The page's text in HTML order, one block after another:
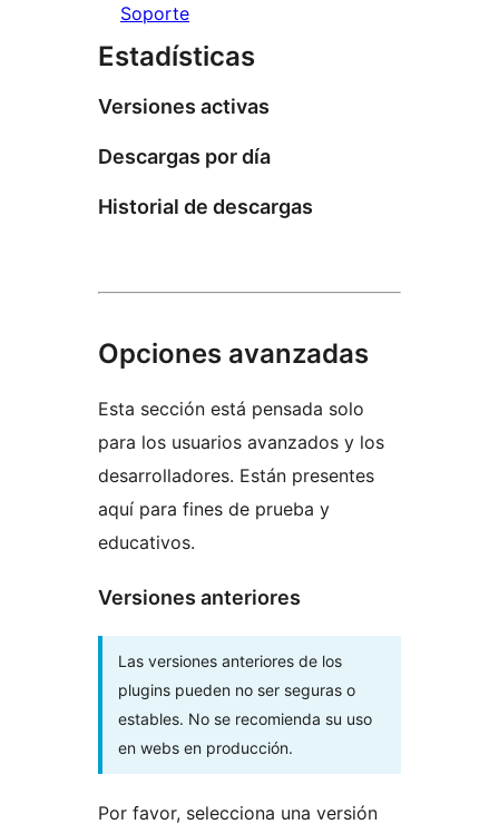
Soporte
Estadísticas
Versiones activas
Descargas por día
Historial de descargas
Opciones avanzadas
Esta sección está pensada solo
para los usuarios avanzados y los
desarrolladores. Están presentes
aquí para fines de prueba y
educativos.
Versiones anteriores
Las versiones anteriores de los
plugins pueden no ser seguras o
estables. No se recomienda su uso
en webs en producción.
Por favor, selecciona una versión